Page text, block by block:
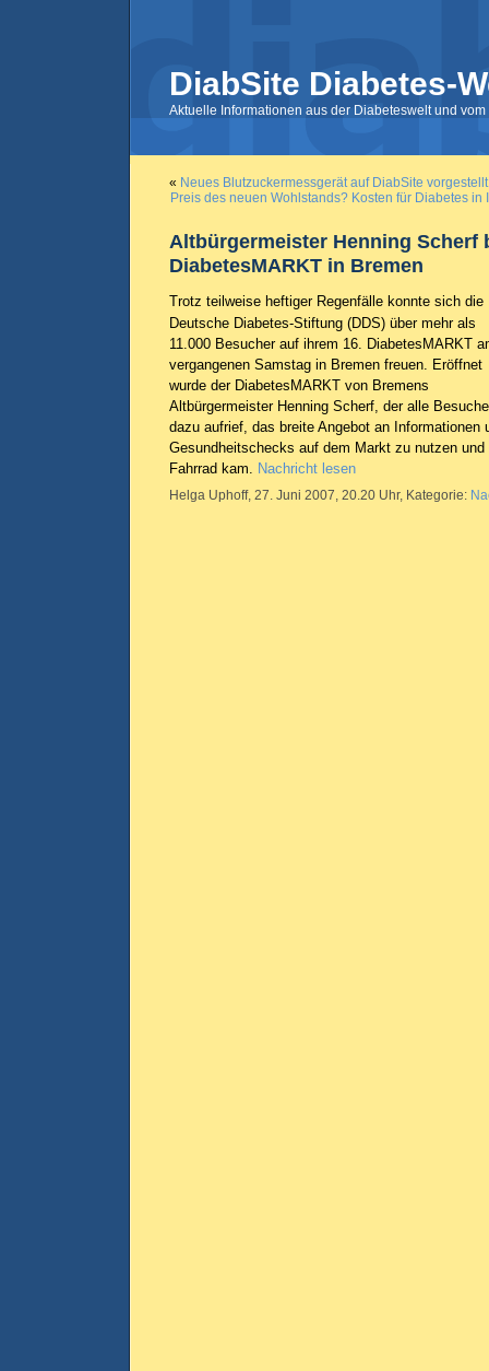
DiabSite Diabetes-
Aktuelle Informationen aus der Diabeteswelt und
« Neues Blutzuckermessgerät auf DiabSite vorgestellt
Preis des neuen Wohlstands? Kosten für Diabetes
Altbürgermeister Henning Scherf
DiabetesMARKT in Bremen
Trotz teilweise heftiger Regenfälle konnte sich die
Deutsche Diabetes-Stiftung (DDS) über mehr als
11.000 Besucher auf ihrem 16. DiabetesMARKT
vergangenen Samstag in Bremen freuen. Eröffnet
wurde der DiabetesMARKT von Bremens
Altbürgermeister Henning Scherf, der alle
dazu aufrief, das breite Angebot an Informationen
Gesundheitschecks auf dem Markt zu nutzen
Fahrrad kam. Nachricht lesen
Helga Uphoff, 27. Juni 2007, 20.20 Uhr, Kategorie: